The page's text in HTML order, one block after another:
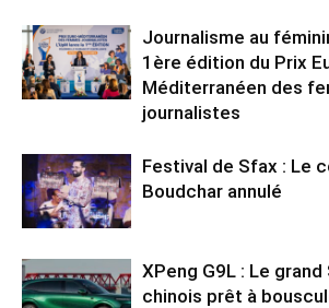
Journalisme au
1ère édition du Prix
Méditerranéen des
journalistes
Festival de Sfax : Le
Boudchar annulé
XPeng G9L : Le
chinois prêt à